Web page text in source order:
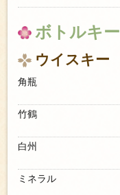
ボトルキ
ウイスキー
角瓶
竹鶴
白州
ミネラル